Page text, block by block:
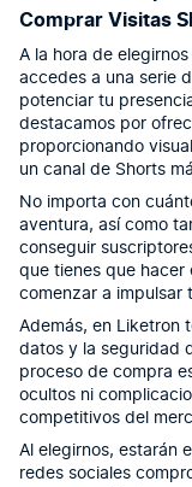
Comprar Visitas
A la hora de
accedes a una serie
potenciar tu
destacamos por
proporcionando
un canal de Shorts
No importa con
aventura, así como
conseguir
que tienes que hacer
comenzar a impulsar
Además, en Liketron
datos y la seguridad
proceso de compra
ocultos ni
competitivos del
Al elegirnos, estarán
redes sociales